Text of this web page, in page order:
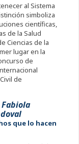
al Sistema
simboliza
científicas,
de la Salud
Ciencias de la
lugar en la
de
de
que lo hacen